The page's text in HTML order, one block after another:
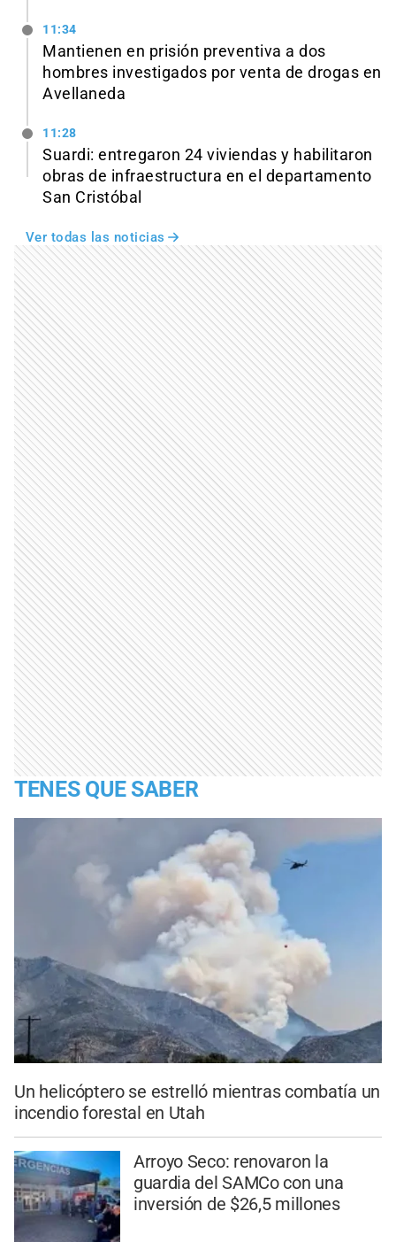
11:34
Mantienen en prisión preventiva a dos
hombres investigados por venta de drogas en
Avellaneda
11:28
Suardi: entregaron 24 viviendas y habilitaron
obras de infraestructura en el departamento
San Cristóbal
Ver todas las noticias
TENES QUE SABER
Un helicóptero se estrelló mientras combatía un
incendio forestal en Utah
Arroyo Seco: renovaron la
guardia del SAMCo con una
inversión de $26,5 millones